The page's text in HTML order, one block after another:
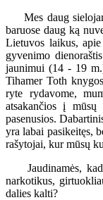
Mes daug
baruose daug ką
Lietuvos laikus,
gyvenimo
jaunimui (14 - 19
Tihamer Toth
ryte rydavome,
atsakančios į
pasenusios.
yra labai pasikeitęs,
rašytojai, kur mūsų
Jaudinamės, kad
narkotikus,
dalies kalti?